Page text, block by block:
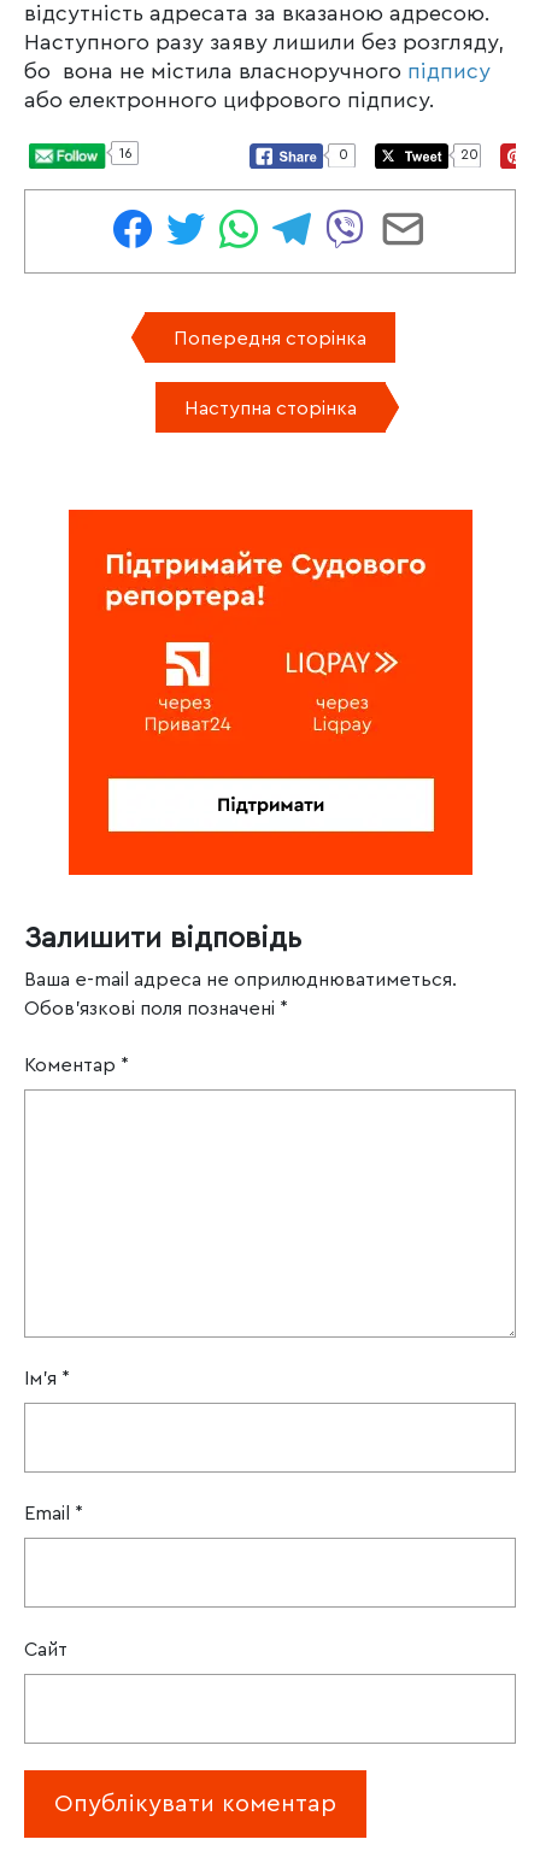
відсутність адресата за вказаною адресою.
Наступного разу заяву лишили без розгляду,
бо вона не містила власноручного підпису
або електронного цифрового підпису.
16 0 20
Попередня сторінка
Наступна сторінка
Залишити відповідь
Ваша e-mail адреса не оприлюднюватиметься.
Обов’язкові поля позначені *
Коментар *
Ім'я *
Email *
Сайт